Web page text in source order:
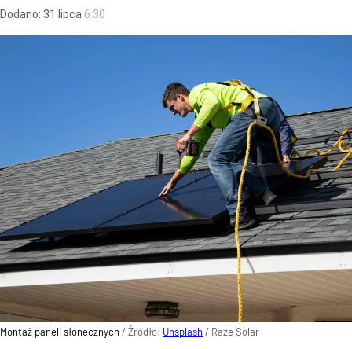
Dodano: 31 lipca 6:30
Montaż paneli słonecznych / Źródło: Unsplash / Raze Solar